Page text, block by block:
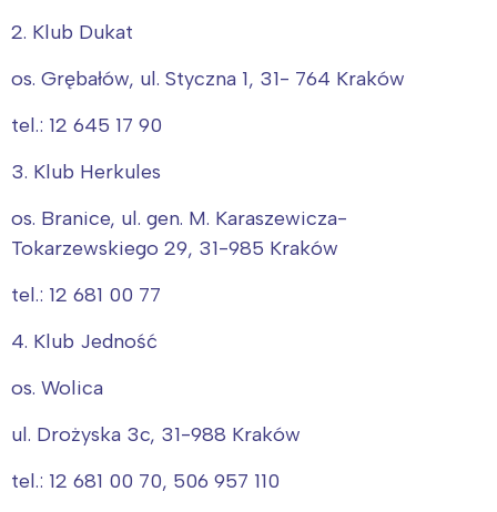
2. Klub Dukat
os. Grębałów, ul. Styczna 1, 31- 764 Kraków
tel.: 12 645 17 90
3. Klub Herkules
os. Branice, ul. gen. M. Karaszewicza-
Tokarzewskiego 29, 31-985 Kraków
tel.: 12 681 00 77
4. Klub Jedność
os. Wolica
ul. Drożyska 3c, 31-988 Kraków
tel.: 12 681 00 70, 506 957 110